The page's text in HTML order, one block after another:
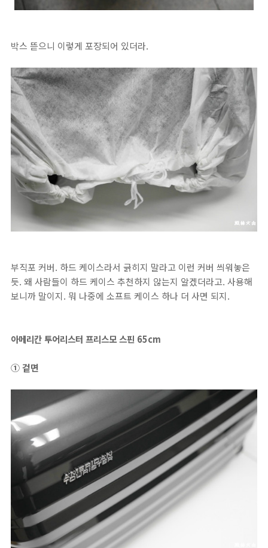
박스 뜯으니 이렇게 포장되어 있더라.
부직포 커버. 하드 케이스라서 긁히지 말라고 이런 커버 씌워놓은
듯. 왜 사람들이 하드 케이스 추천하지 않는지 알겠더라고. 사용해
보니까 말이지. 뭐 나중에 소프트 케이스 하나 더 사면 되지.
아메리칸 투어리스터 프리스모 스핀 65cm
① 겉면